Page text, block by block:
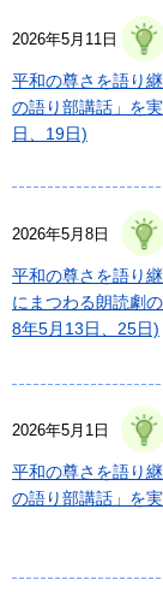
2026年5月11日
平和の尊さを語り
の語り部講話」を
日、19日)
2026年5月8日
平和の尊さを語り
にまつわる朗読劇
8年5月13日、25日)
2026年5月1日
平和の尊さを語り
の語り部講話」を